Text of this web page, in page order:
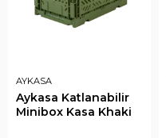
AYKASA
Aykasa Katlanabilir
Minibox Kasa Khaki